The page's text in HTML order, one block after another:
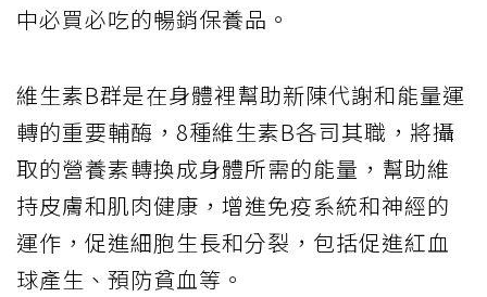
中必買必吃的暢銷保養品。
維生素B群是在身體裡幫助新陳代謝和能量運
轉的重要輔酶，8種維生素B各司其職，將攝
取的營養素轉換成身體所需的能量，幫助維
持皮膚和肌肉健康，增進免疫系統和神經的
運作，促進細胞生長和分裂，包括促進紅血
球產生、預防貧血等。